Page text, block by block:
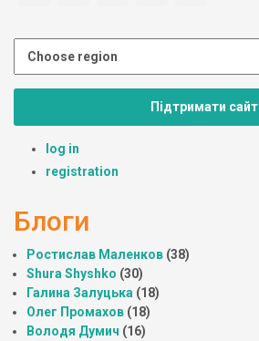
Підтримати сайт
log in
registration
Блоги
Ростислав Маленков (38)
Shura Shyshko (30)
Галина Залуцька (18)
Олег Промахов (18)
Володя Думич (16)